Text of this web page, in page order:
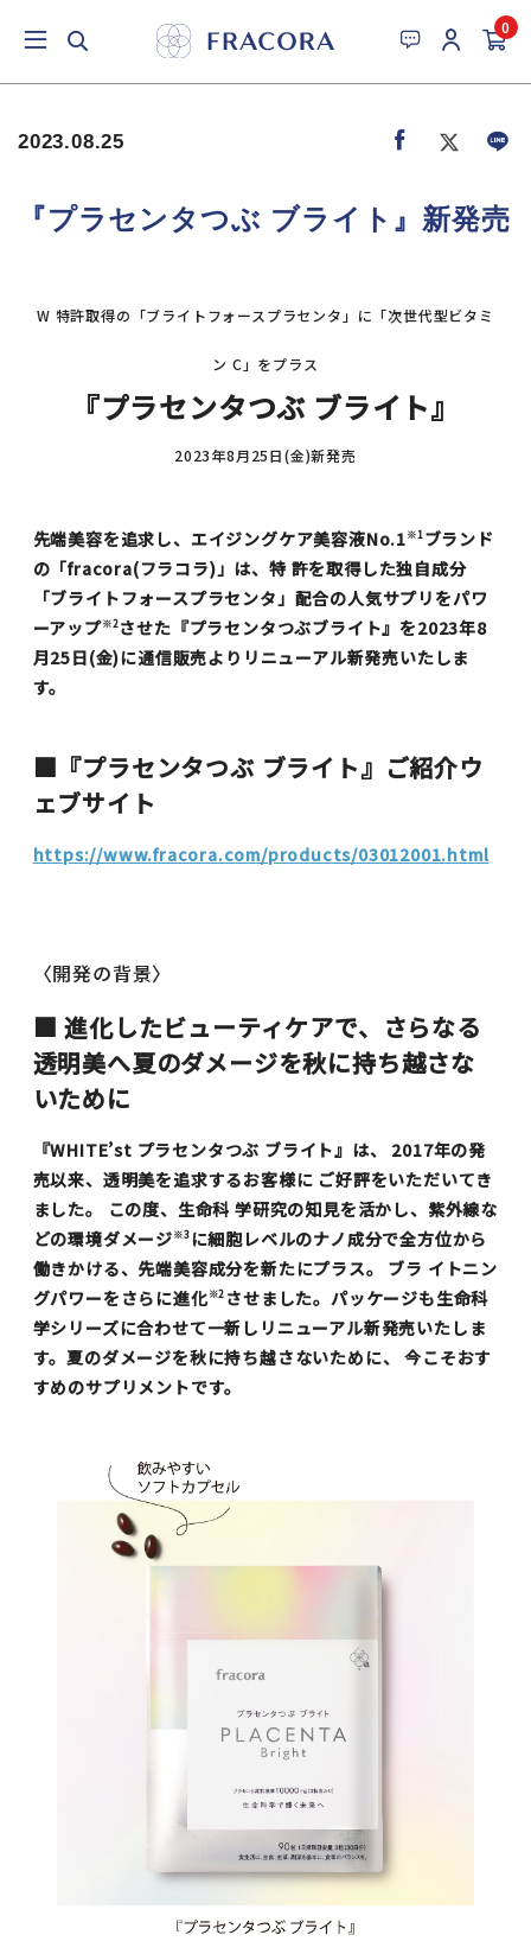
0
2023.08.25
『プラセンタつぶ ブライト』新発売
W 特許取得の「ブライトフォースプラセンタ」に「次世代型ビタミ
ン C」をプラス
『プラセンタつぶ ブライト』
2023年8月25日(金)新発売
先端美容を追求し、エイジングケア美容液No.1※1 ブランド
の「fracora(フラコラ)」は、特 許を取得した独自成分
「ブライトフォースプラセンタ」配合の人気サプリをパワ
ーアップ※2させた『プラセンタつぶブライト』を2023年8
月25日(金)に通信販売よりリニューアル新発売いたしま
す。
■『プラセンタつぶ ブライト』ご紹介ウ
ェブサイト
https://www.fracora.com/products/03012001.html
〈開発の背景〉
■ 進化したビューティケアで、さらなる
透明美へ夏のダメージを秋に持ち越さな
いために
『WHITE’st プラセンタつぶ ブライト』は、 2017年の発
売以来、透明美を追求するお客様に ご好評をいただいてき
ました。 この度、生命科 学研究の知見を活かし、紫外線な
どの環境ダメージ※3に細胞レベルのナノ成分で全方位から
働きかける、先端美容成分を新たにプラス。 ブラ イトニン
グパワーをさらに進化※2 させました。パッケージも生命科
学シリーズに合わせて一新しリニューアル新発売いたしま
す。夏のダメージを秋に持ち越さないために、 今こそおす
すめのサプリメントです。